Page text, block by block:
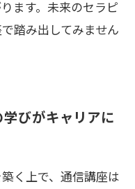
ます。未来のセラピ
踏み出してみません
びがキャリアに
く上で、通信講座は